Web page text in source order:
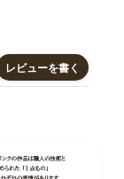
レビューを書く